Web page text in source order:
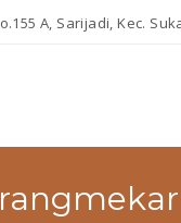
A, Sarijadi, Kec.